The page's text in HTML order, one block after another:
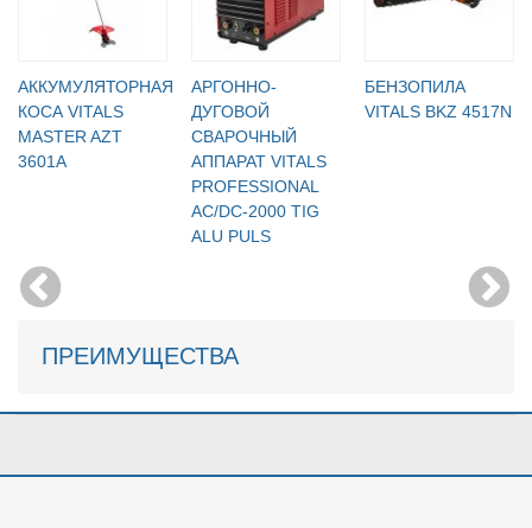
АККУМУЛЯТОРНАЯ
КОСА VITALS
MASTER AZT
3601A
АРГОННО-
ДУГОВОЙ
СВАРОЧНЫЙ
АППАРАТ VITALS
PROFESSIONAL
AC/DC-2000 TIG
ALU PULS
БЕНЗОПИЛА
VITALS BKZ 4517N
ПРЕИМУЩЕСТВА